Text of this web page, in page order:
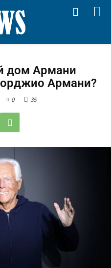
дом Армани
Армани?
0 35